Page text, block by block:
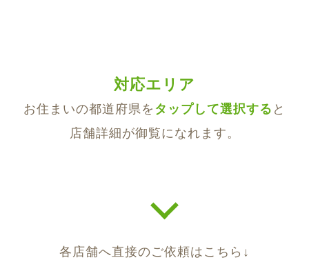
富山県富山市大泉474-9
2022/10/22 古河中央店オープン
対応エリア
お住まいの都道府県を して選択する と
店舗詳細が御覧になれます。
各店舗へ直接のご依頼はこちら↓